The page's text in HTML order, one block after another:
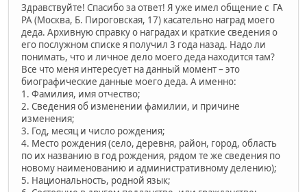
Здравствуйте! Спасибо за ответ! Я уже имел общение с ГА
РА (Москва, Б. Пироговская, 17) касательно наград моего
деда. Архивную справку о наградах и краткие сведения о
его послужном списке я получил 3 года назад. Надо ли
понимать, что и личное дело моего деда находится там?
Все что меня интересует на данный момент – это
биографические данные моего деда. А именно:
1. Фамилия, имя отчество;
2. Сведения об изменении фамилии, и причине
изменения;
3. Год, месяц и число рождения;
4. Место рождения (село, деревня, район, город, область
по их названию в год рождения, рядом те же сведения по
новому наименованию и административному делению);
5. Национальность, родной язык;